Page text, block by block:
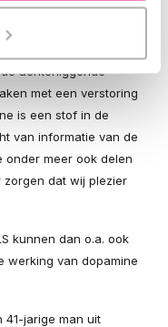
achterliggende
met een verstoring
is een stof in de
van informatie van de
meer ook delen
dat wij plezier
kunnen dan o.a. ook
werking van dopamine
41-jarige man uit